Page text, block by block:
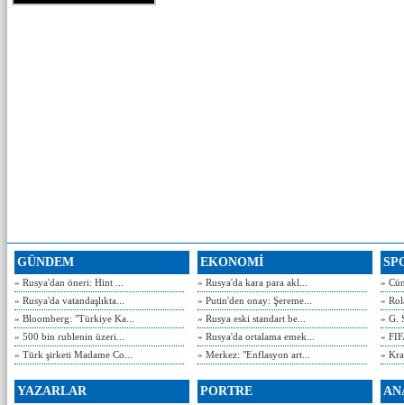
GÜNDEM
» Rusya'dan öneri: Hint ...
» Rusya'da vatandaşlıkta...
» Bloomberg: "Türkiye Ka...
» 500 bin rublenin üzeri...
» Türk şirketi Madame Co...
EKONOMİ
» Rusya'da kara para akl...
» Putin'den onay: Şereme...
» Rusya eski standart be...
» Rusya'da ortalama emek...
» Merkez: "Enflasyon art...
»
»
» G.
»
»
YAZARLAR PORTRE